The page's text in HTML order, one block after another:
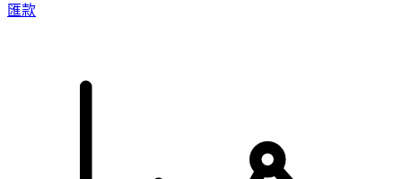
匯款